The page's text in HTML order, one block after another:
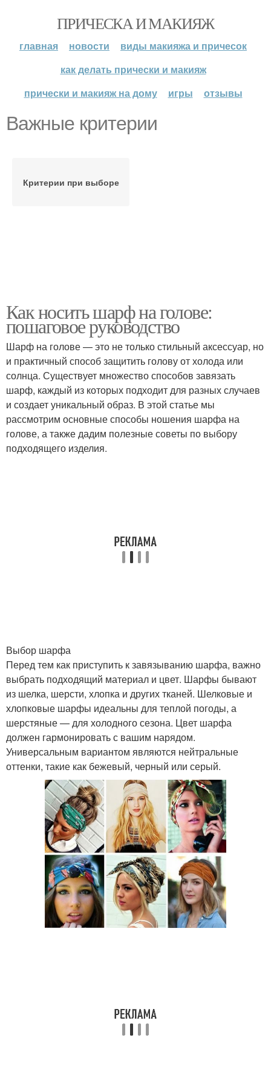
ПРИЧЕСКА И МАКИЯЖ
главная новости
виды макияжа и причесок
как делать прически и макияж
прически и макияж на дому
игры отзывы
Важные критерии
Критерии при выборе
Как носить шарф на голове:
пошаговое руководство
Шарф на голове — это не только стильный аксессуар, но
и практичный способ защитить голову от холода или
солнца. Существует множество способов завязать
шарф, каждый из которых подходит для разных случаев
и создает уникальный образ. В этой статье мы
рассмотрим основные способы ношения шарфа на
голове, а также дадим полезные советы по выбору
подходящего изделия.
Выбор шарфа
Перед тем как приступить к завязыванию шарфа, важно
выбрать подходящий материал и цвет. Шарфы бывают
из шелка, шерсти, хлопка и других тканей. Шелковые и
хлопковые шарфы идеальны для теплой погоды, а
шерстяные — для холодного сезона. Цвет шарфа
должен гармонировать с вашим нарядом.
Универсальным вариантом являются нейтральные
оттенки, такие как бежевый, черный или серый.